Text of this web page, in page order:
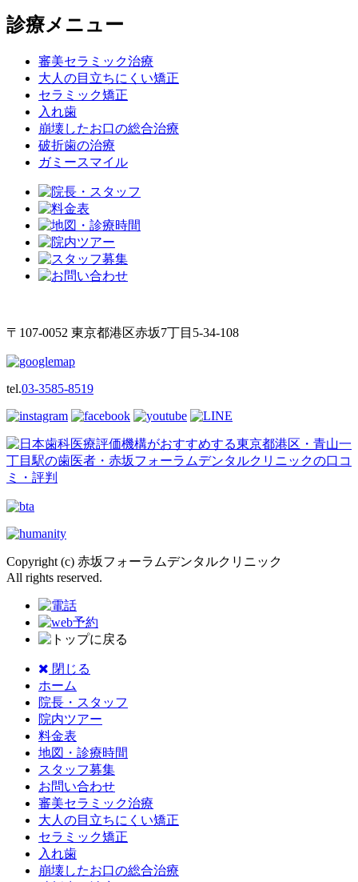
診療メニュー
審美セラミック治療
大人の目立ちにくい矯正
セラミック矯正
入れ歯
崩壊したお口の総合治療
破折歯の治療
ガミースマイル
〒107-0052 東京都港区赤坂7丁目5-34-108
tel.03-3585-8519
Copyright (c) 赤坂フォーラムデンタルクリニック
All rights reserved.
閉じる
ホーム
院長・スタッフ
院内ツアー
料金表
地図・診療時間
スタッフ募集
お問い合わせ
審美セラミック治療
大人の目立ちにくい矯正
セラミック矯正
入れ歯
崩壊したお口の総合治療